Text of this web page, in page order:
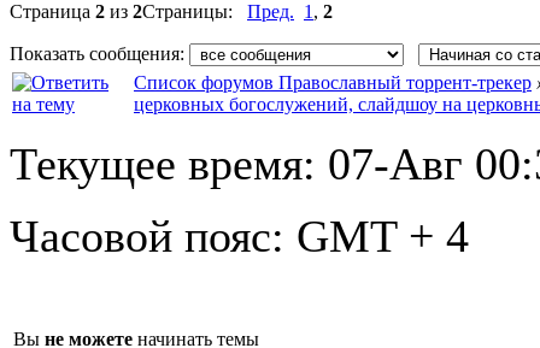
Страница 2 из 2Страницы: Пред. 1 , 2
Показать сообщения:
Список форумов Православный торрент-трекер
церковных богослужений, слайдшоу на
Текущее время: 07-Авг
Часовой пояс: GMT + 4
Вы не можете начинать темы